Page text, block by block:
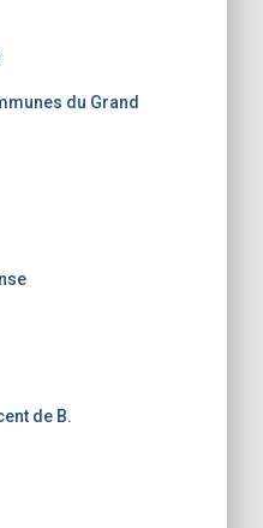
du Grand
de B.